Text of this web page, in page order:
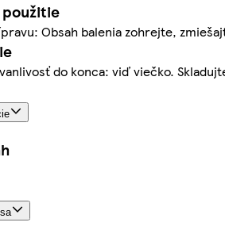
použitie
Obsah balenia zohrejte,
do konca: viď viečko.